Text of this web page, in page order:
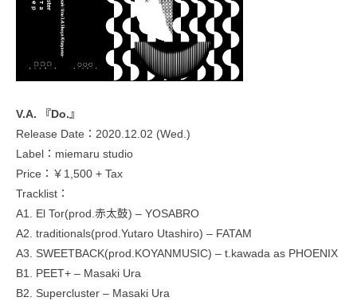
V.A. 『Do.』
Release Date：2020.12.02 (Wed.)
Label：miemaru studio
Price：￥1,500 + Tax
Tracklist：
A1. El Tor(prod.赤太鼓) – YOSABRO
A2. traditionals(prod.Yutaro Utashiro) – FATAM
A3. SWEETBACK(prod.KOYANMUSIC) – t.kawada as PHOENIX
B1. PEET+ – Masaki Ura
B2. Supercluster – Masaki Ura